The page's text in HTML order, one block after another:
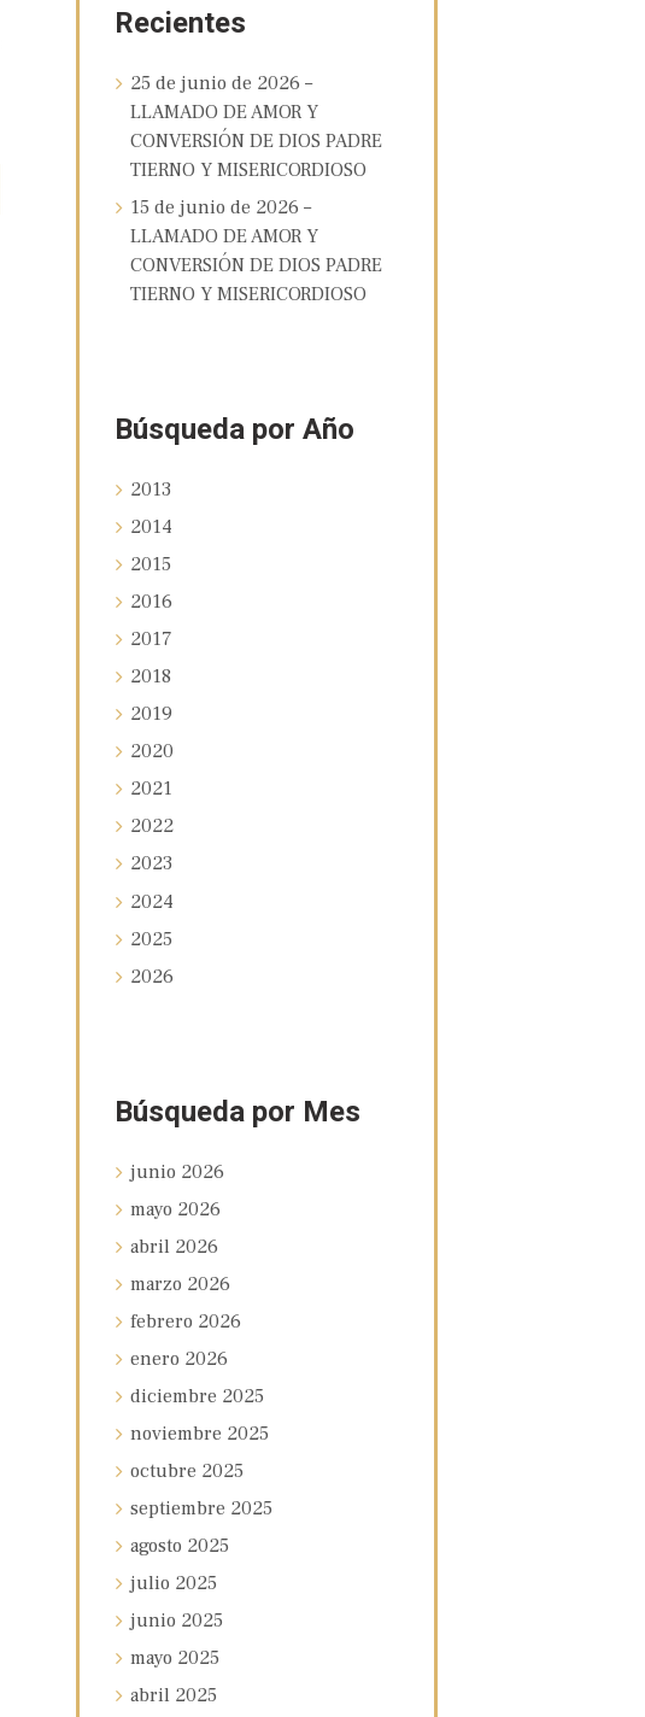
Recientes
25 de junio de 2026 –
LLAMADO DE AMOR Y
CONVERSIÓN DE DIOS PADRE
TIERNO Y MISERICORDIOSO
15 de junio de 2026 –
LLAMADO DE AMOR Y
CONVERSIÓN DE DIOS PADRE
TIERNO Y MISERICORDIOSO
Búsqueda por Año
2013
2014
2015
2016
2017
2018
2019
2020
2021
2022
2023
2024
2025
2026
Búsqueda por Mes
junio 2026
mayo 2026
abril 2026
marzo 2026
febrero 2026
enero 2026
diciembre 2025
noviembre 2025
octubre 2025
septiembre 2025
agosto 2025
julio 2025
junio 2025
mayo 2025
abril 2025